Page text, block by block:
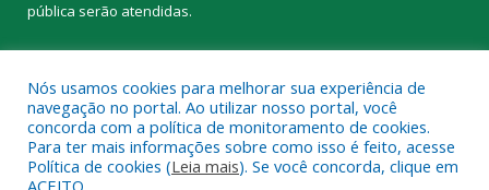
pública serão atendidas.
Todos os direitos reservados a Prefeitura Municipal de Trairão.
Nós usamos cookies para melhorar sua experiência de
navegação no portal. Ao utilizar nosso portal, você
concorda com a política de monitoramento de cookies.
Para ter mais informações sobre como isso é feito, acesse
Política de cookies (Leia mais). Se você concorda, clique em
ACEITO.